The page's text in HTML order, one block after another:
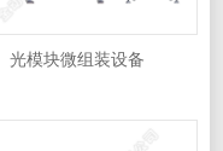
光模块微组装设备